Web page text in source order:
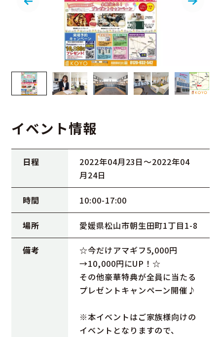
イベント情報
日程
2022年04月23日〜2022年04
月24日
時間 10:00-17:00
場所 愛媛県松山市朝生田町1丁目1-8
備考
☆今だけアマギフ5,000円
→10,000円にUP！☆
その他豪華特典が全員に当たる
プレゼントキャンペーン開催♪
※本イベントはご家族様向けの
イベントとなりますので、